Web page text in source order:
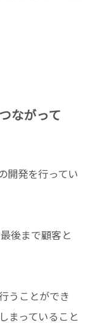
ながって
開発を行ってい
後まで顧客と
うことができ
まっていること